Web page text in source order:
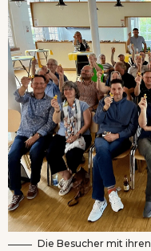
Die Besucher mit